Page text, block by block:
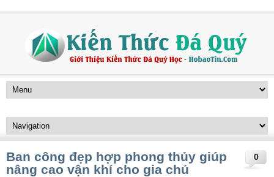
0
Ban công đẹp hợp phong thủy giúp
nâng cao vận khí cho gia chủ